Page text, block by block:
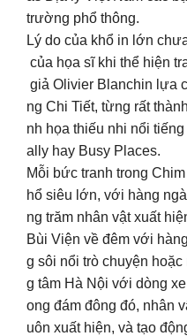
trường phổ thông.
Lý do của khổ in lớn
của họa sĩ khi thể hiện
giả Olivier Blanchin lựa
ng Chi Tiết, từng rất
nh họa thiếu nhi nổi
ally hay Busy Places.
Mỗi bức tranh trong
hổ siêu lớn, với hàng
ng trăm nhân vật xuất
Bùi Viện về đêm với
g sôi nổi trò chuyện
g tâm Hà Nội với dòng
ong đám đông đó, nhân
uôn xuất hiện, và tạo